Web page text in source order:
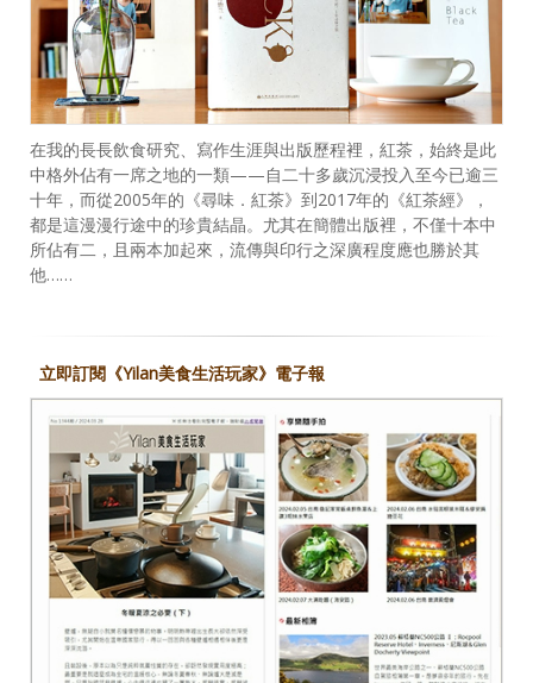
在我的長長飲食研究、寫作生涯與出版歷程裡，紅茶，始終是此
中格外佔有一席之地的一類——自二十多歲沉浸投入至今已逾三
十年，而從2005年的《尋味．紅茶》到2017年的《紅茶經》，
都是這漫漫行途中的珍貴結晶。尤其在簡體出版裡，不僅十本中
所佔有二，且兩本加起來，流傳與印行之深廣程度應也勝於其
他……
立即訂閱《Yilan美食生活玩家》電子報